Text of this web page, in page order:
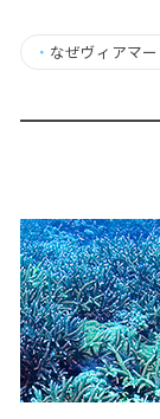
・ なぜヴィアマ